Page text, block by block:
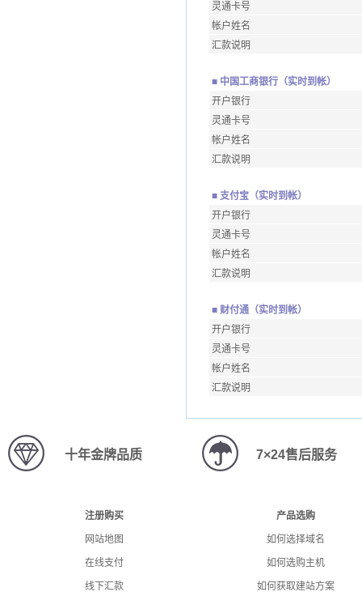
灵通卡号
帐户姓名
汇款说明
■ 中国工商银行（实时到帐）
开户银行
灵通卡号
帐户姓名
汇款说明
■ 支付宝（实时到帐）
开户银行
灵通卡号
帐户姓名
汇款说明
■ 财付通（实时到帐）
开户银行
灵通卡号
帐户姓名
汇款说明
十年金牌品质 7×24售后服务
注册购买
网站地图
在线支付
线下汇款
产品选购
如何选择域名
如何选购主机
如何获取建站方案